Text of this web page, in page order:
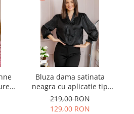
Bluza dama satinata
neagra cu aplicatie tip
cravata Yvonne
219,00 RON
129,00 RON